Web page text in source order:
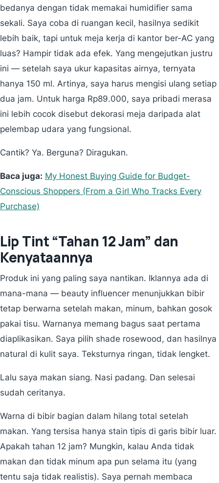
bedanya dengan tidak memakai humidifier sama
sekali. Saya coba di ruangan kecil, hasilnya sedikit
lebih baik, tapi untuk meja kerja di kantor ber-AC yang
luas? Hampir tidak ada efek. Yang mengejutkan justru
ini — setelah saya ukur kapasitas airnya, ternyata
hanya 150 ml. Artinya, saya harus mengisi ulang setiap
dua jam. Untuk harga Rp89.000, saya pribadi merasa
ini lebih cocok disebut dekorasi meja daripada alat
pelembap udara yang fungsional.
Cantik? Ya. Berguna? Diragukan.
Baca juga: My Honest Buying Guide for Budget-
Conscious Shoppers (From a Girl Who Tracks Every
Purchase)
Lip Tint “Tahan 12 Jam” dan
Kenyataannya
Produk ini yang paling saya nantikan. Iklannya ada di
mana-mana — beauty influencer menunjukkan bibir
tetap berwarna setelah makan, minum, bahkan gosok
pakai tisu. Warnanya memang bagus saat pertama
diaplikasikan. Saya pilih shade rosewood, dan hasilnya
natural di kulit saya. Teksturnya ringan, tidak lengket.
Lalu saya makan siang. Nasi padang. Dan selesai
sudah ceritanya.
Warna di bibir bagian dalam hilang total setelah
makan. Yang tersisa hanya stain tipis di garis bibir luar.
Apakah tahan 12 jam? Mungkin, kalau Anda tidak
makan dan tidak minum apa pun selama itu (yang
tentu saja tidak realistis). Saya pernah membaca